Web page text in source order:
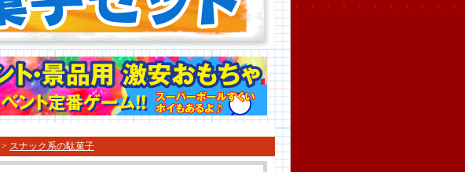
> スナック系の駄菓子